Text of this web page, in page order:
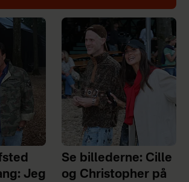
Jeg
Se billederne: Cille
og Christopher på